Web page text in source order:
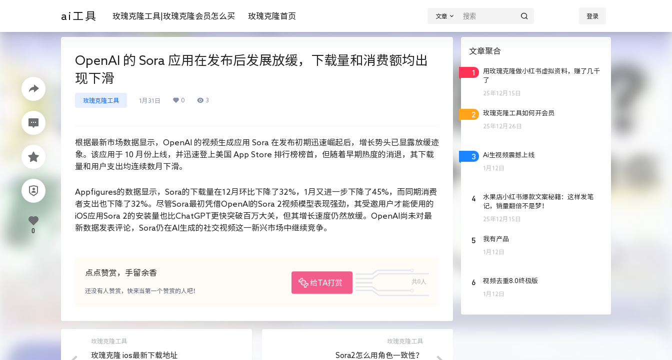
ai工具 玫瑰克隆工具|玫瑰克隆会员怎么买 玫瑰克隆首页 文章 登录
OpenAI 的 Sora 应用在发布后发展放缓，下载量和消费额均出
现下滑
玫瑰克隆工具 1月31日 0 3
根据最新市场数据显示，OpenAI 的视频生成应用 Sora 在发布初期迅速崛起后，增长势头已显露放缓迹
象。该应用于 10 月份上线，并迅速登上美国 App Store 排行榜榜首，但随着早期热度的消退，其下载
量和用户支出均连续数月下滑。
Appfigures的数据显示，Sora的下载量在12月环比下降了32%，1月又进一步下降了45%，而同期消费
者支出也下降了32%。尽管Sora最初凭借OpenAI的Sora 2视频模型表现强劲，其受邀用户才能使用的
iOS应用Sora 2的安装量也比ChatGPT更快突破百万大关，但其增长速度仍然放缓。OpenAI尚未对最
新数据发表评论，Sora仍在AI生成的社交视频这一新兴市场中继续竞争。
点点赞赏，手留余香
给TA打赏 共0人
还没有人赞赏，快来当第一个赞赏的人吧！
0
玫瑰克隆工具
玫瑰克隆 ios最新下载地址
玫瑰克隆工具
Sora2怎么用角色一致性？
文章聚合
1
用玫瑰克隆做小红书虚拟资料，赚了几千
了
25年12月15日
2 玫瑰克隆工具如何开会员
25年12月26日
3 Ai生视频震撼上线
1月12日
4
水果店小红书爆款文案秘籍：这样发笔
记，销量翻倍不是梦！
25年12月15日
5 我有产品
1月12日
6 视频去重8.0终极版
1月12日